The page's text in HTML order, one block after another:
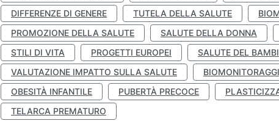
DIFFERENZE DI GENERE
TUTELA DELLA SALUTE
PROMOZIONE DELLA SALUTE
SALUTE DELLA DONNA
STILI DI VITA
PROGETTI EUROPEI SALUTE DEL
VALUTAZIONE IMPATTO SULLA SALUTE
OBESITÀ INFANTILE
PUBERTÀ PRECOCE
TELARCA PREMATURO